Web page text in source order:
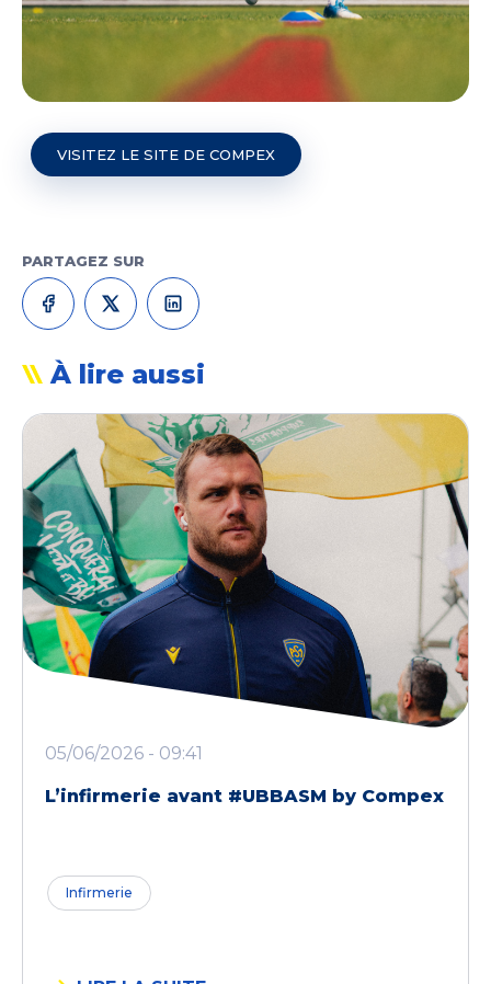
PARTAGEZ SUR
VISITEZ LE SITE DE COMPEX
À lire aussi
05/06/2026 - 09:41
L’infirmerie avant #UBBASM by Compex
Infirmerie